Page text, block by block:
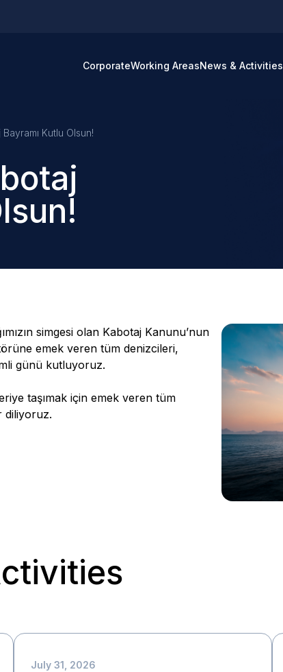
CorporateWorking AreasNews & Activities
Kutlu Olsun!
simgesi olan Kabotaj Kanunu’nun
emek veren tüm denizcileri,
günü kutluyoruz.
taşımak için emek veren tüm
diliyoruz.
July 31, 2026